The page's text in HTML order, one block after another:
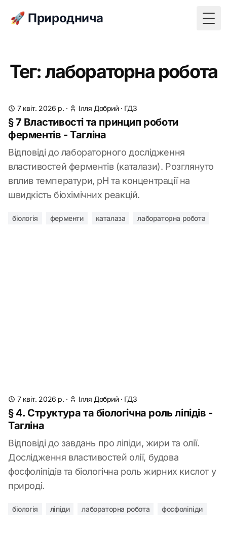
🚀 Природнича
Тег: лабораторна робота
7 квіт. 2026 р. · Ілля Добрий· ГДЗ
§ 7 Властивості та принцип роботи
ферментів - Тагліна
Відповіді до лабораторного дослідження
властивостей ферментів (каталази). Розглянуто
вплив температури, pH та концентрації на
швидкість біохімічних реакцій.
біологія ферменти каталаза лабораторна робота
7 квіт. 2026 р. · Ілля Добрий· ГДЗ
§ 4. Структура та біологічна роль ліпідів -
Тагліна
Відповіді до завдань про ліпіди, жири та олії.
Дослідження властивостей олії, будова
фосфоліпідів та біологічна роль жирних кислот у
природі.
біологія ліпіди лабораторна робота фосфоліпіди